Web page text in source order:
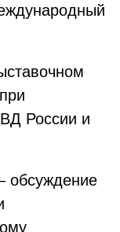
России и
обсуждение